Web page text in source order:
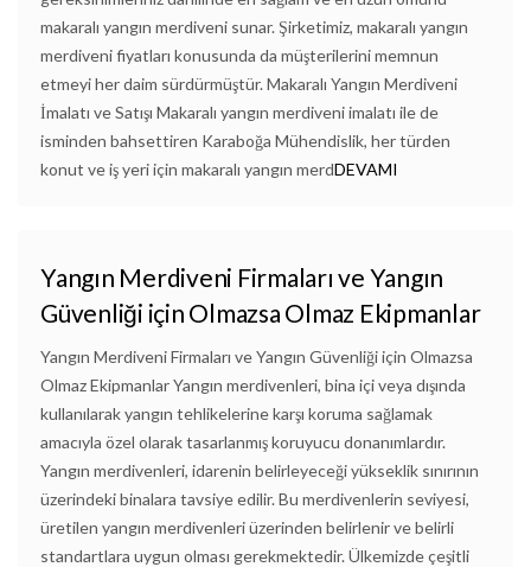
makaralı yangın merdiveni sunar. Şirketimiz, makaralı yangın
merdiveni fiyatları konusunda da müşterilerini memnun
etmeyi her daim sürdürmüştür. Makaralı Yangın Merdiveni
İmalatı ve Satışı Makaralı yangın merdiveni imalatı ile de
isminden bahsettiren Karaboğa Mühendislik, her türden
konut ve iş yeri için makaralı yangın merdDEVAMI
Yangın Merdiveni Firmaları ve Yangın
Güvenliği için Olmazsa Olmaz Ekipmanlar
Yangın Merdiveni Firmaları ve Yangın Güvenliği için Olmazsa
Olmaz Ekipmanlar Yangın merdivenleri, bina içi veya dışında
kullanılarak yangın tehlikelerine karşı koruma sağlamak
amacıyla özel olarak tasarlanmış koruyucu donanımlardır.
Yangın merdivenleri, idarenin belirleyeceği yükseklik sınırının
üzerindeki binalara tavsiye edilir. Bu merdivenlerin seviyesi,
üretilen yangın merdivenleri üzerinden belirlenir ve belirli
standartlara uygun olması gerekmektedir. Ülkemizde çeşitli